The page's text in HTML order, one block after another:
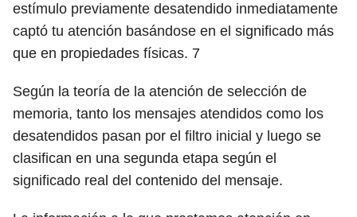
estímulo previamente desatendido inmediatamente
captó tu atención basándose en el significado más
que en propiedades físicas. 7
Según la teoría de la atención de selección de
memoria, tanto los mensajes atendidos como los
desatendidos pasan por el filtro inicial y luego se
clasifican en una segunda etapa según el
significado real del contenido del mensaje.